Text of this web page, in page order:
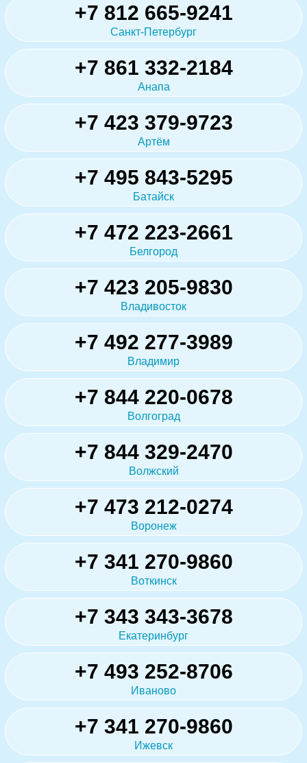
+7 812 665-9241
Санкт-Петербург
+7 861 332-2184
Анапа
+7 423 379-9723
Артём
+7 495 843-5295
Батайск
+7 472 223-2661
Белгород
+7 423 205-9830
Владивосток
+7 492 277-3989
Владимир
+7 844 220-0678
Волгоград
+7 844 329-2470
Волжский
+7 473 212-0274
Воронеж
+7 341 270-9860
Воткинск
+7 343 343-3678
Екатеринбург
+7 493 252-8706
Иваново
+7 341 270-9860
Ижевск